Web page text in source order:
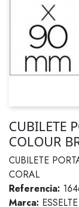
CUBILETE
COLOUR
CUBILETE
CORAL
Referencia:
Marca: ESSELTE